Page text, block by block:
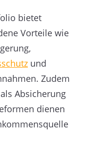
bietet
Vorteile wie
und
Zudem
Absicherung
dienen